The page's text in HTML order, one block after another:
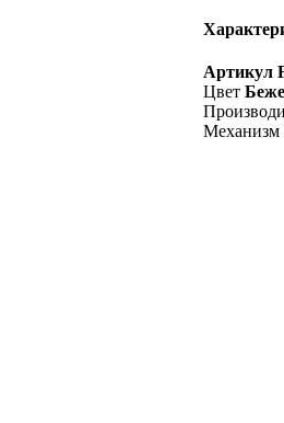
Артикул
Цвет
Механизм